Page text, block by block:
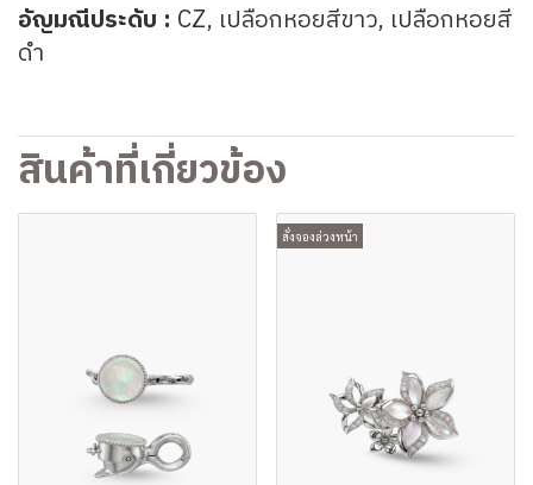
อัญมณีประดับ : CZ, เปลือกหอยสีขาว, เปลือกหอยสี
ดำ
สินค้าที่เกี่ยวข้อง
สั่งจองล่วงหน้า